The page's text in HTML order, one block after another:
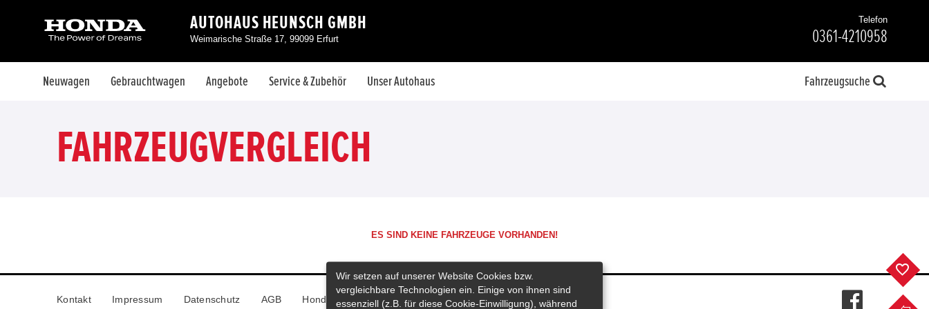
AUTOHAUS HEUNSCH GMBH
Weimarische Straße 17, 99099 Erfurt
Telefon
0361-4210958
Neuwagen Gebrauchtwagen Angebote Service & Zubehör Unser Autohaus Fahrzeugsuche
FAHRZEUGVERGLEICH
ES SIND KEINE FAHRZEUGE VORHANDEN!
Kontakt Impressum Datenschutz AGB Honda Deutschland
Wir setzen auf unserer Website Cookies bzw.
vergleichbare Technologien ein. Einige von ihnen sind
essenziell (z.B. für diese Cookie-Einwilligung), während